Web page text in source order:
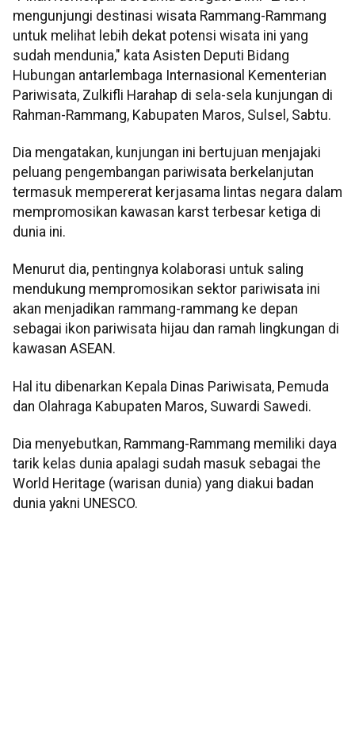
mengunjungi destinasi wisata Rammang-Rammang
untuk melihat lebih dekat potensi wisata ini yang
sudah mendunia," kata Asisten Deputi Bidang
Hubungan antarlembaga Internasional Kementerian
Pariwisata, Zulkifli Harahap di sela-sela kunjungan di
Rahman-Rammang, Kabupaten Maros, Sulsel, Sabtu.
Dia mengatakan, kunjungan ini bertujuan menjajaki
peluang pengembangan pariwisata berkelanjutan
termasuk mempererat kerjasama lintas negara dalam
mempromosikan kawasan karst terbesar ketiga di
dunia ini.
Menurut dia, pentingnya kolaborasi untuk saling
mendukung mempromosikan sektor pariwisata ini
akan menjadikan rammang-rammang ke depan
sebagai ikon pariwisata hijau dan ramah lingkungan di
kawasan ASEAN.
Hal itu dibenarkan Kepala Dinas Pariwisata, Pemuda
dan Olahraga Kabupaten Maros, Suwardi Sawedi.
Dia menyebutkan, Rammang-Rammang memiliki daya
tarik kelas dunia apalagi sudah masuk sebagai the
World Heritage (warisan dunia) yang diakui badan
dunia yakni UNESCO.